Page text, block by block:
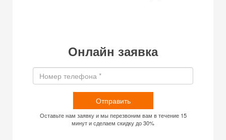
Онлайн заявка
Отправить
Оставьте нам заявку и мы перезвоним вам в течение 15
минут и сделаем скидку до 30%